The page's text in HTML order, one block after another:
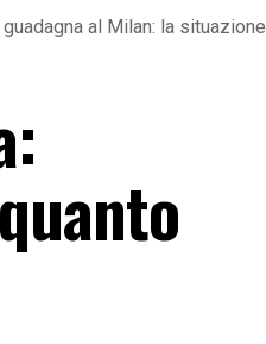
al Milan: la situazione